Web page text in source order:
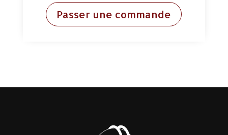
Passer une commande